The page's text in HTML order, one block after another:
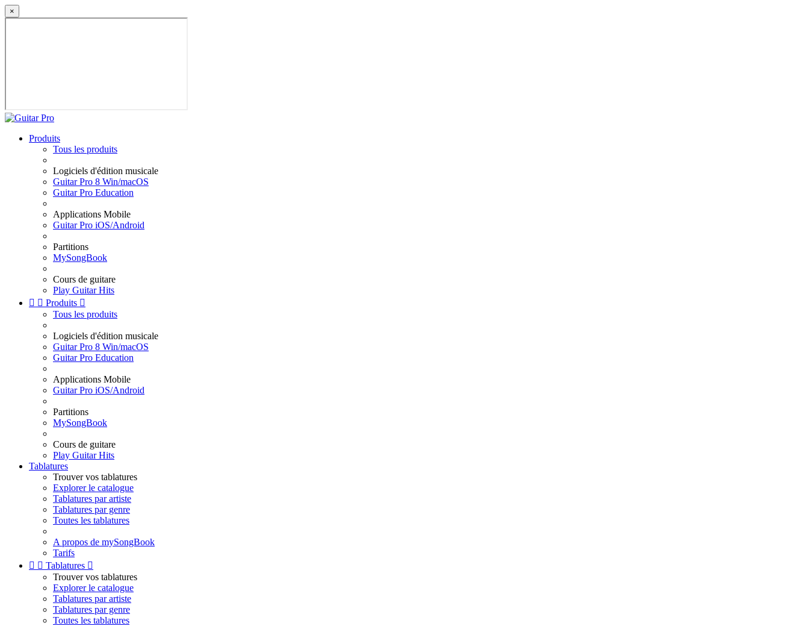
×
Produits
Tous les produits
Logiciels d'édition musicale
Guitar Pro 8 Win/macOS
Guitar Pro Education
Applications Mobile
Guitar Pro iOS/Android
Partitions
MySongBook
Cours de guitare
Play Guitar Hits
  Produits 
Tous les produits
Logiciels d'édition musicale
Guitar Pro 8 Win/macOS
Guitar Pro Education
Applications Mobile
Guitar Pro iOS/Android
Partitions
MySongBook
Cours de guitare
Play Guitar Hits
Tablatures
Trouver vos tablatures
Explorer le catalogue
Tablatures par artiste
Tablatures par genre
Toutes les tablatures
A propos de mySongBook
Tarifs
  Tablatures 
Trouver vos tablatures
Explorer le catalogue
Tablatures par artiste
Tablatures par genre
Toutes les tablatures